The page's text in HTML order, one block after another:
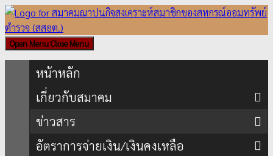
Skip
to
content
Open MenuClose Menu
หน้าหลัก
เกี่ยวกับสมาคม
ข่าวสาร
อัตราการจ่ายเงิน/เงินคงเหลือ